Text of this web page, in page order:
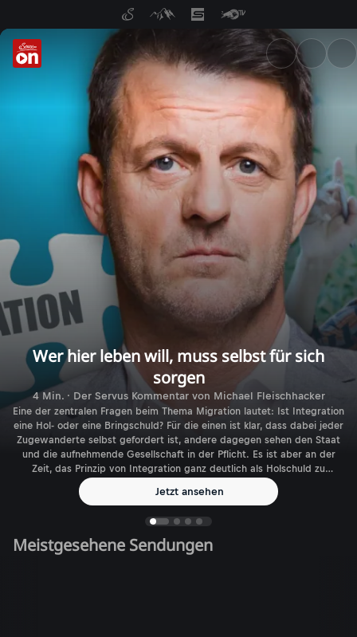
ServusTV On: Livestreams,
Wer hier leben will, muss selbst für sich
sorgen
4 Min. · Der Servus Kommentar von Michael Fleischhacker
Eine der zentralen Fragen beim Thema Migration lautet: Ist Integration
eine Hol- oder eine Bringschuld? Für die einen ist klar, dass dabei jeder
Zugewanderte selbst gefordert ist, andere dagegen sehen den Staat
und die aufnehmende Gesellschaft in der Pflicht. Es ist aber an der
Zeit, das Prinzip von Integration ganz deutlich als Holschuld zu
Jetzt ansehen
Meistgesehene Sendungen